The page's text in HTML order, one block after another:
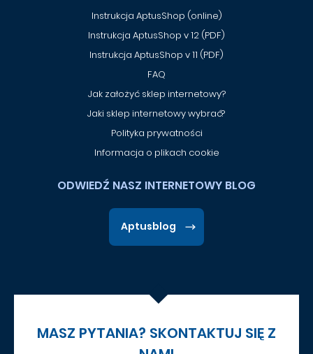
Instrukcja AptusShop (online)
Instrukcja AptusShop v 12 (PDF)
Instrukcja AptusShop v 11 (PDF)
FAQ
Jak założyć sklep internetowy?
Jaki sklep internetowy wybrać?
Polityka prywatności
Informacja o plikach cookie
ODWIEDŹ NASZ INTERNETOWY BLOG
Aptusblog
MASZ PYTANIA? SKONTAKTUJ SIĘ Z